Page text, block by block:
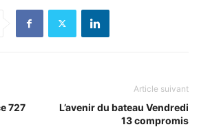
727
Article suivant
L’avenir du bateau Vendredi
13 compromis